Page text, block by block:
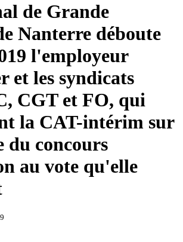
de Grande
Nanterre déboute
l'employeur
et les syndicats
CGT et FO, qui
la CAT-intérim sur
du concours
au vote qu'elle